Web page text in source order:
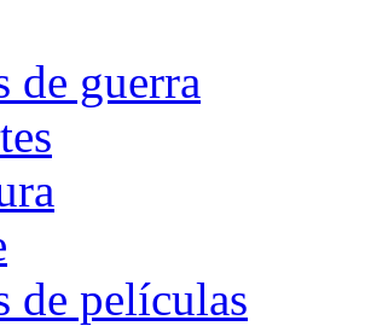
de guerra
de películas